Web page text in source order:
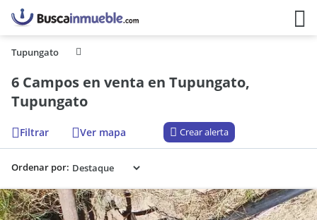
Tupungato
6 Campos en venta en Tupungato,
Tupungato
Filtrar Ver mapa Crear alerta
Ordenar por: